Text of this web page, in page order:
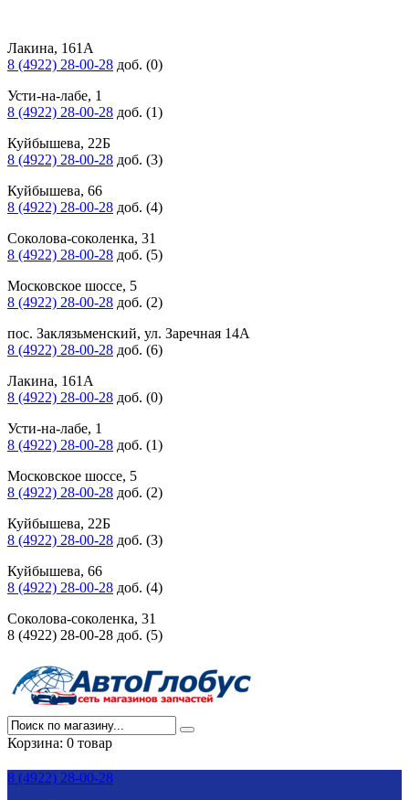
Лакина, 161А
8 (4922) 28-00-28 доб. (0)
Усти-на-лабе, 1
8 (4922) 28-00-28 доб. (1)
Куйбышева, 22Б
8 (4922) 28-00-28 доб. (3)
Куйбышева, 66
8 (4922) 28-00-28 доб. (4)
Соколова-соколенка, 31
8 (4922) 28-00-28 доб. (5)
Московское шоссе, 5
8 (4922) 28-00-28 доб. (2)
пос. Заклязьменский, ул. Заречная 14А
8 (4922) 28-00-28 доб. (6)
Лакина, 161А
8 (4922) 28-00-28 доб. (0)
Усти-на-лабе, 1
8 (4922) 28-00-28 доб. (1)
Московское шоссе, 5
8 (4922) 28-00-28 доб. (2)
Куйбышева, 22Б
8 (4922) 28-00-28 доб. (3)
Куйбышева, 66
8 (4922) 28-00-28 доб. (4)
Соколова-соколенка, 31
8 (4922) 28-00-28 доб. (5)
Корзина: 0 товар
8 (4922) 28-00-28